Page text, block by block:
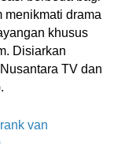
menikmati drama
khusus
Disiarkan
TV dan
van